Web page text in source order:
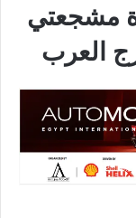
مشجعتي
العرب